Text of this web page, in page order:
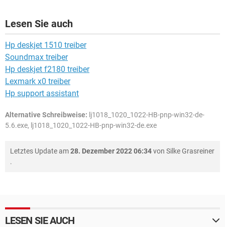
Lesen Sie auch
Hp deskjet 1510 treiber
Soundmax treiber
Hp deskjet f2180 treiber
Lexmark x0 treiber
Hp support assistant
Alternative Schreibweise: lj1018_1020_1022-HB-pnp-win32-de-
5.6.exe, lj1018_1020_1022-HB-pnp-win32-de.exe
Letztes Update am28. Dezember 2022 06:34von Silke Grasreiner
.
LESEN SIE AUCH